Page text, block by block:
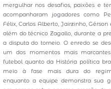
mergulhar nos desafios, paixões e
acompanharam jogadores como
Félix, Carlos Alberto, Jairzinho, Gérson
além do técnico Zagallo, durante a
a disputa do torneio. O enredo se
um dos momentos mais
futebol quanto da História política
meio à fase mais dura do
enquanto a equipe demonstra sua